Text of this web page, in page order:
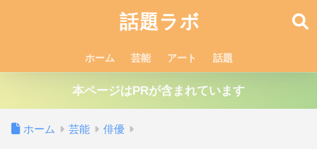
話題ラボ
ホーム 芸能 アート 話題
本ページはPRが含まれています
ホーム 芸能 俳優